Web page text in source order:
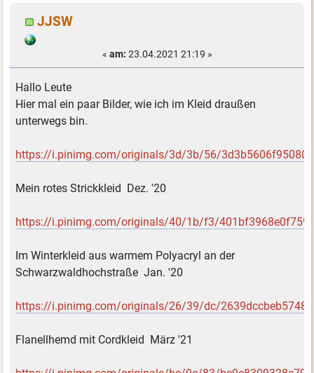
JJSW
« am: 23.04.2021 21:19 »
Hallo Leute
Hier mal ein paar Bilder, wie ich im Kleid draußen
unterwegs bin.
https://i.pinimg.com/originals/3d/3b/56/
Mein rotes Strickkleid Dez. '20
https://i.pinimg.com/originals/40/1b/f3/
Im Winterkleid aus warmem Polyacryl an der
Schwarzwaldhochstraße Jan. '20
https://i.pinimg.com/originals/26/39/dc/
Flanellhemd mit Cordkleid März '21